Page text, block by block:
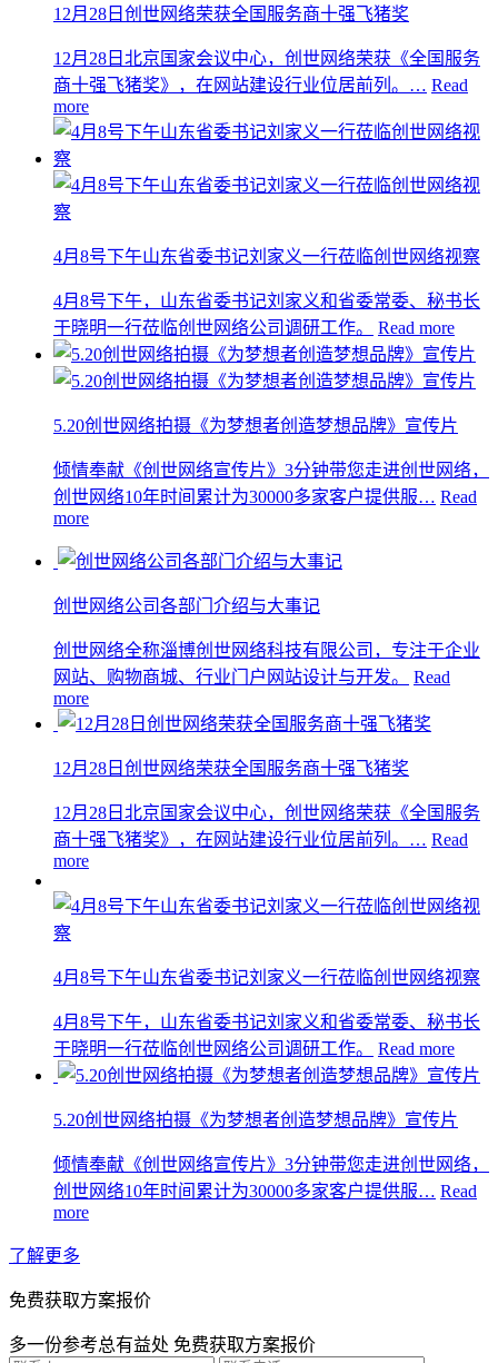
12月28日创世网络荣获全国服务商十强飞猪奖
12月28日北京国家会议中心，创世网络荣获《全国服务
商十强飞猪奖》，在网站建设行业位居前列。… Read
more
4月8号下午山东省委书记刘家义一行莅临创世网络视察
4月8号下午，山东省委书记刘家义和省委常委、秘书长
于晓明一行莅临创世网络公司调研工作。
Read more
5.20创世网络拍摄《为梦想者创造梦想品牌》宣传片
倾情奉献《创世网络宣传片》3分钟带您走进创世网络，
创世网络10年时间累计为30000多家客户提供服… Read
more
创世网络公司各部门介绍与大事记
创世网络全称淄博创世网络科技有限公司，专注于企业
网站、购物商城、行业门户网站设计与开发。
Read
more
12月28日创世网络荣获全国服务商十强飞猪奖
12月28日北京国家会议中心，创世网络荣获《全国服务
商十强飞猪奖》，在网站建设行业位居前列。… Read
more
4月8号下午山东省委书记刘家义一行莅临创世网络视察
4月8号下午，山东省委书记刘家义和省委常委、秘书长
于晓明一行莅临创世网络公司调研工作。
Read more
5.20创世网络拍摄《为梦想者创造梦想品牌》宣传片
倾情奉献《创世网络宣传片》3分钟带您走进创世网络，
创世网络10年时间累计为30000多家客户提供服… Read
more
了解更多
免费获取方案报价
多一份参考总有益处 免费获取方案报价